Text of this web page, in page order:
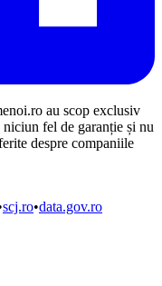
au scop exclusiv
fel de garanție și nu
despre companiile
scj.ro•data.gov.ro